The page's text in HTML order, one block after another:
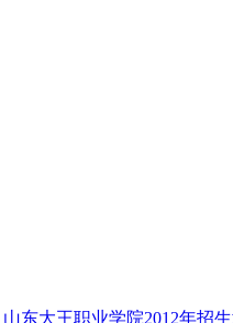
山东大王职业学院2012年招